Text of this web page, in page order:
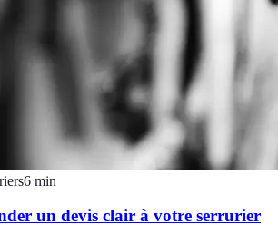
6 min
un devis clair à votre serrurier